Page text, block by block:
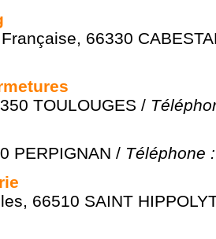
66330
TOULOUGES /
PERPIGNAN / Téléphone
66510 SAINT